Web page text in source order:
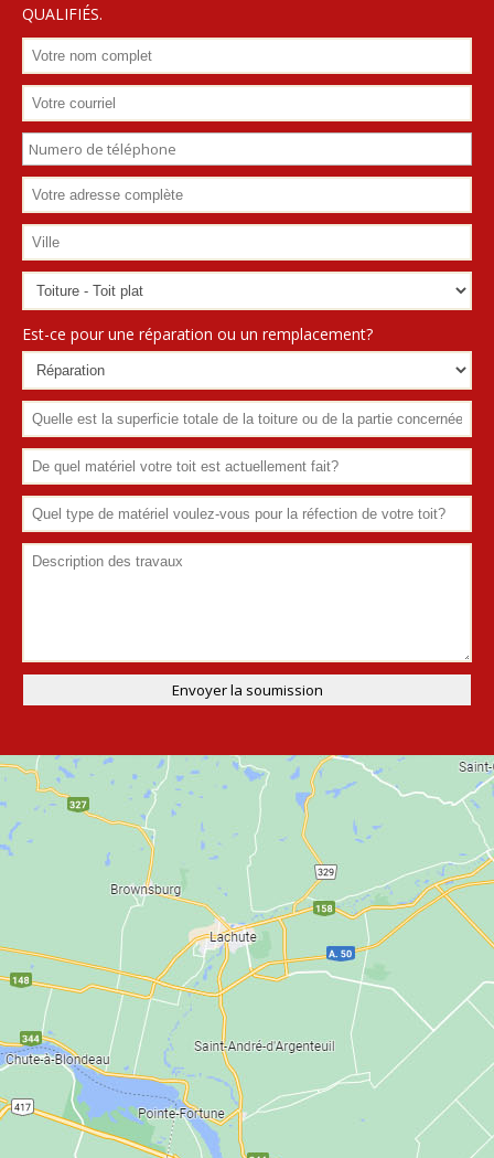
QUALIFIÉS.
Est-ce pour une réparation ou un remplacement?
Envoyer la soumission